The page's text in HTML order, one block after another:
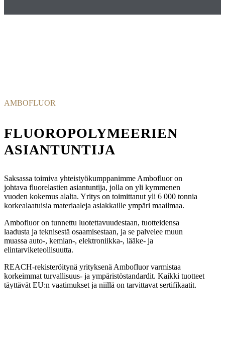
AMBOFLUOR
FLUOROPOLYMEERIEN
ASIANTUNTIJA
Saksassa toimiva yhteistyökumppanimme Ambofluor on
johtava fluorelastien asiantuntija, jolla on yli kymmenen
vuoden kokemus alalta. Yritys on toimittanut yli 6 000 tonnia
korkealaatuisia materiaaleja asiakkaille ympäri maailmaa.
Ambofluor on tunnettu luotettavuudestaan, tuotteidensa
laadusta ja teknisestä osaamisestaan, ja se palvelee muun
muassa auto-, kemian-, elektroniikka-, lääke- ja
elintarviketeollisuutta.
REACH-rekisteröitynä yrityksenä Ambofluor varmistaa
korkeimmat turvallisuus- ja ympäristöstandardit. Kaikki tuotteet
täyttävät EU:n vaatimukset ja niillä on tarvittavat sertifikaatit.